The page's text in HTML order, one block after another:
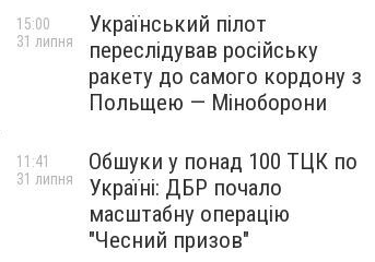
Український пілот
переслідував російську
ракету до самого кордону з
Польщею — Міноборони
15:00
31 липня
Обшуки у понад 100 ТЦК по
Україні: ДБР почало
масштабну операцію
"Чесний призов"
11:41
31 липня